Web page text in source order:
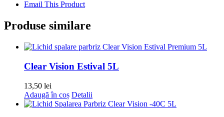
Email This Product
Produse similare
Clear Vision Estival 5L
13,50 lei
Adaugă în coș Detalii